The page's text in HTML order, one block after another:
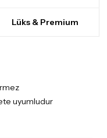
Lüks & Premium
uyumludur